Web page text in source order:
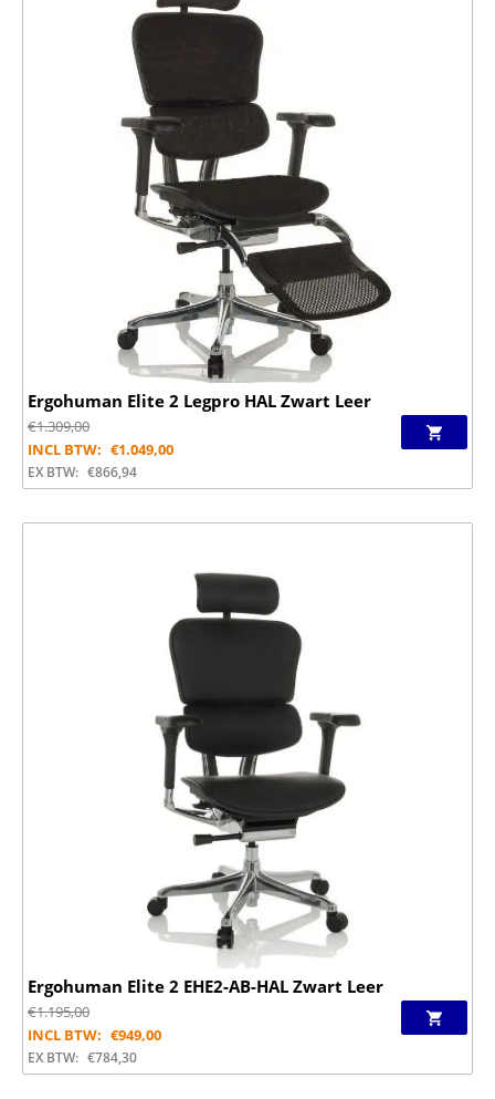
Ergohuman Elite 2 Legpro HAL Zwart Leer
€1.309,00
INCL BTW: €1.049,00
EX BTW: €866,94
Ergohuman Elite 2 EHE2-AB-HAL Zwart Leer
€1.195,00
INCL BTW: €949,00
EX BTW: €784,30